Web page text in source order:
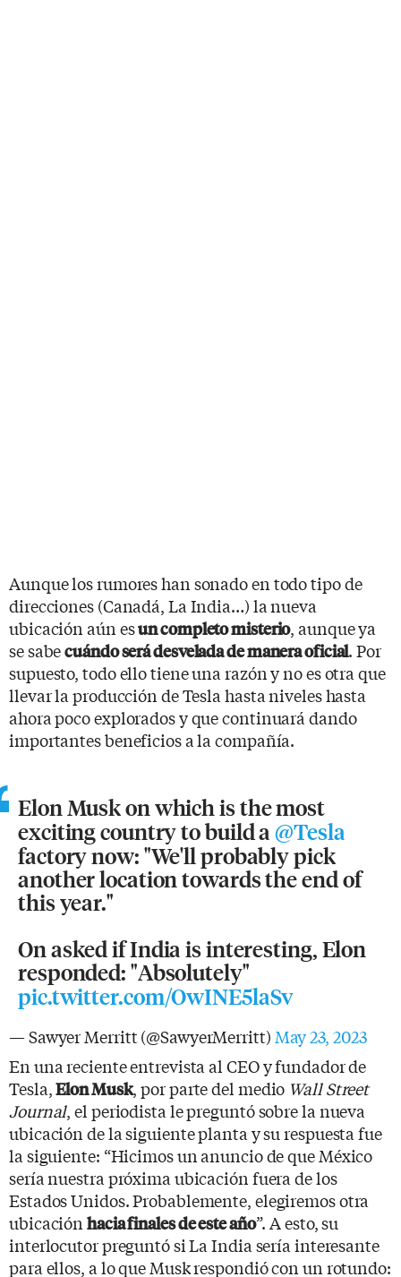
Aunque los rumores han sonado en todo tipo de
direcciones (Canadá, La India…) la nueva
ubicación aún esun completo misterio, aunque ya
se sabecuándo será desvelada de manera oficial. Por
supuesto, todo ello tiene una razón y no es otra que
llevar la producción de Tesla hasta niveles hasta
ahora poco explorados y que continuará dando
importantes beneficios a la compañía.
Elon Musk on which is the most
exciting country to build a@Tesla
factory now: "We'll probably pick
another location towards the end of
this year."
On asked if India is interesting, Elon
responded: "Absolutely"
pic.twitter.com/OwINE5laSv
— Sawyer Merritt (@SawyerMerritt) May 23, 2023
En una reciente entrevista al CEO y fundador de
Tesla,Elon Musk, por parte del medio Wall Street
Journal, el periodista le preguntó sobre la nueva
ubicación de la siguiente planta y su respuesta fue
la siguiente: “Hicimos un anuncio de que México
sería nuestra próxima ubicación fuera de los
Estados Unidos. Probablemente, elegiremos otra
ubicaciónhacia finales de este año”. A esto, su
interlocutor preguntó si La India sería interesante
para ellos, a lo que Musk respondió con un rotundo: